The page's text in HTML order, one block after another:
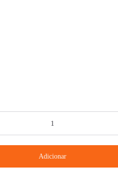
Adicionar